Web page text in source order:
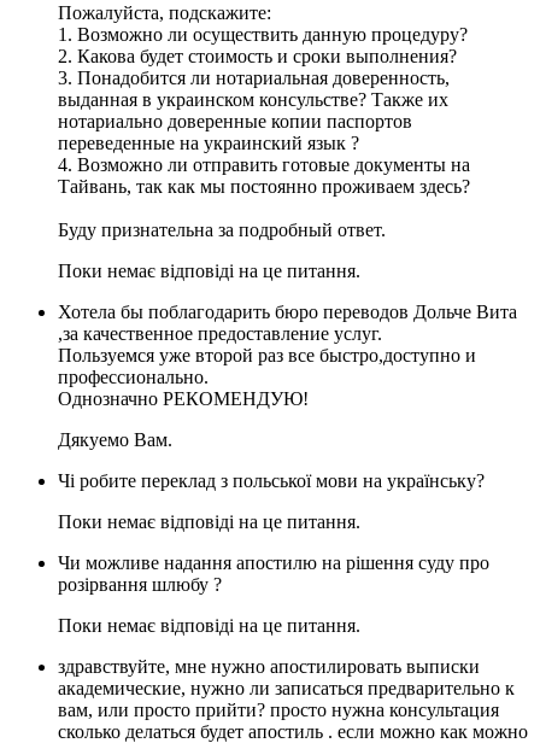
Пожалуйста, подскажите:
1. Возможно ли осуществить данную процедуру?
2. Какова будет стоимость и сроки выполнения?
3. Понадобится ли нотариальная доверенность,
выданная в украинском консульстве? Также их
нотариально доверенные копии паспортов
переведенные на украинский язык ?
4. Возможно ли отправить готовые документы на
Тайвань, так как мы постоянно проживаем здесь?
Буду признательна за подробный ответ.
Поки немає відповіді на це питання.
Хотела бы поблагодарить бюро переводов Дольче Вита
,за качественное предоставление услуг.
Пользуемся уже второй раз все быстро,доступно и
профессионально.
Однозначно РЕКОМЕНДУЮ!
Дякуемо Вам.
Чі робите переклад з польської мови на українську?
Поки немає відповіді на це питання.
Чи можливе надання апостилю на рішення суду про
розірвання шлюбу ?
Поки немає відповіді на це питання.
здравствуйте, мне нужно апостилировать выписки
академические, нужно ли записаться предварительно к
вам, или просто прийти? просто нужна консультация
сколько делаться будет апостиль . если можно как можно